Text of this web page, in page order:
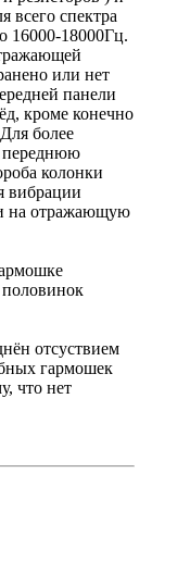
всего спектра
16000-18000Гц.
или нет
панели
кроме конечно
более
переднюю
колонки
вибрации
на отражающую
отсуствием
гармошек
что нет